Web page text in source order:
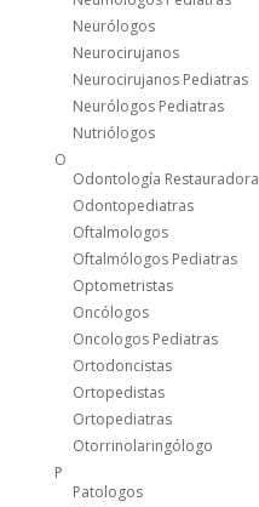
Neurólogos
Neurocirujanos
Neurocirujanos Pediatras
Neurólogos Pediatras
Nutriólogos
O
Odontología Restauradora
Odontopediatras
Oftalmologos
Oftalmólogos Pediatras
Optometristas
Oncólogos
Oncologos Pediatras
Ortodoncistas
Ortopedistas
Ortopediatras
Otorrinolaringólogo
P
Patologos